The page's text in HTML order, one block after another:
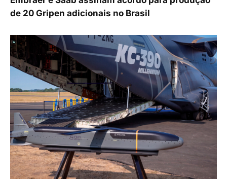
de 20 Gripen adicionais no Brasil